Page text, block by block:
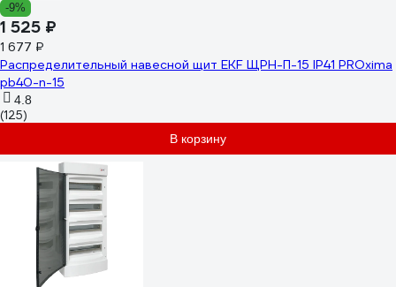
-9%
1 525 ₽
1 677 ₽
Распределительный навесной щит EKF ЩРН-П-15 IP41 PROxima
pb40-n-15
4.8
(125)
В корзину